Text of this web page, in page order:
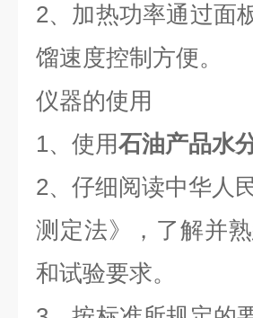
2、加热功率通过面
馏速度控制方便。
仪器的使用
1、使用石油产品水
2、仔细阅读中华人
测定法》，了解并
和试验要求。